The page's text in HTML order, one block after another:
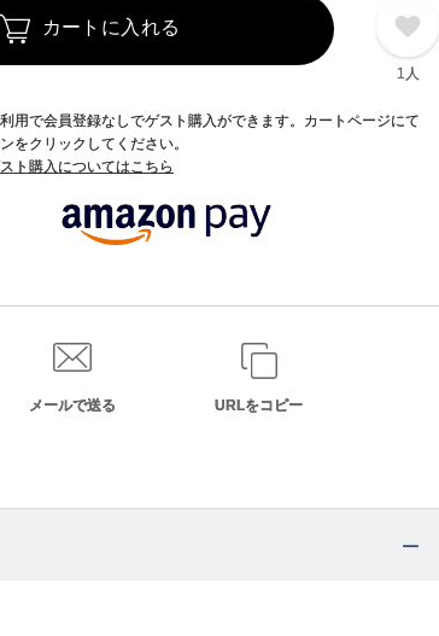
カートに入れる
1人
用で会員登録なしでゲスト購入ができます。カートページにて
をクリックしてください。
ト購入についてはこちら
メールで送る URLをコピー